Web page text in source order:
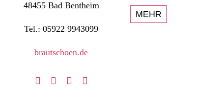
48455 Bad Bentheim
Tel.: 05922 9943099
brautschoen.de
MEHR